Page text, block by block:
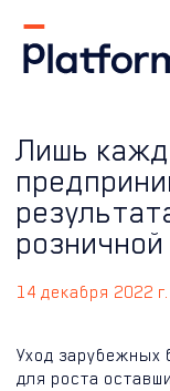
Лишь
розничной
14 декабря 2022 г.
Уход зарубежных
для роста